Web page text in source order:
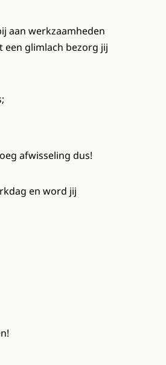
aan werkzaamheden
een glimlach bezorg jij
afwisseling dus!
en word jij